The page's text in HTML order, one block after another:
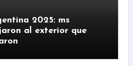
2025: ms
al exterior que